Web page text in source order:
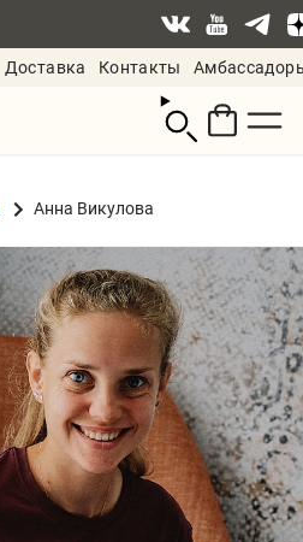
Доставка Контакты
Смотреть
корзину
Анна Викулова